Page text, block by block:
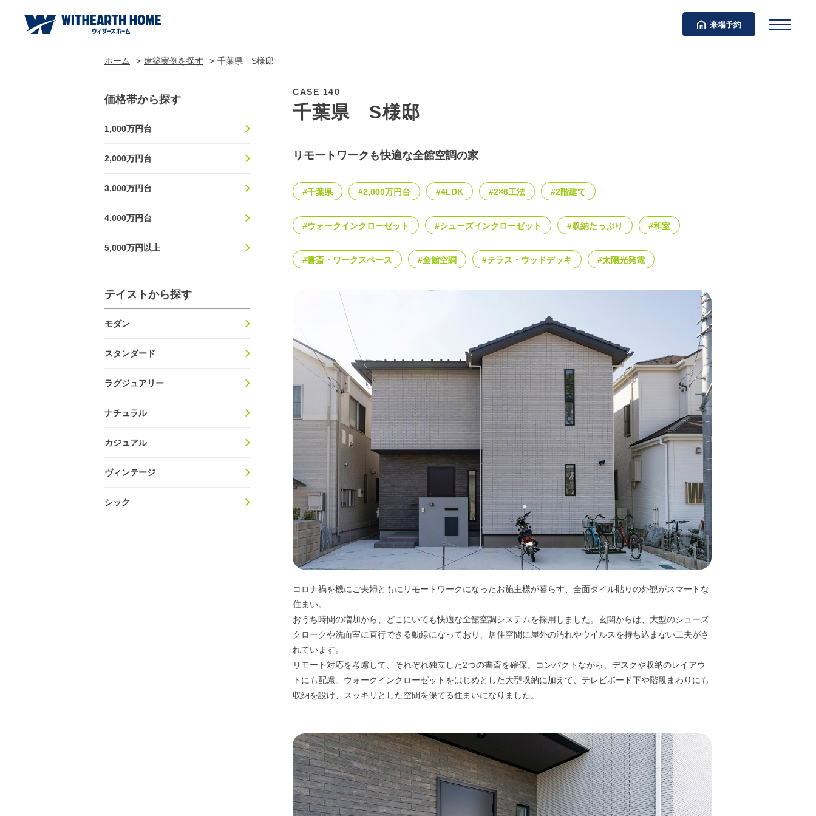
来場予約
ホーム 建築実例を探す 千葉県 S様邸
CASE 140
千葉県 S様邸
リモートワークも快適な全館空調の家
#千葉県 #2,000万円台 #4LDK #2×6工法 #2階建て
#ウォークインクローゼット #シューズインクローゼット #収納たっぷり #和室
#書斎・ワークスペース #全館空調 #テラス・ウッドデッキ #太陽光発電
コロナ禍を機にご夫婦ともにリモートワークになったお施主様が暮らす、全面タイル貼りの外観がスマートな
住まい。
おうち時間の増加から、どこにいても快適な全館空調システムを採用しました。玄関からは、大型のシューズ
クロークや洗面室に直行できる動線になっており、居住空間に屋外の汚れやウイルスを持ち込まない工夫がさ
れています。
リモート対応を考慮して、それぞれ独立した2つの書斎を確保。コンパクトながら、デスクや収納のレイアウ
トにも配慮。ウォークインクローゼットをはじめとした大型収納に加えて、テレビボード下や階段まわりにも
収納を設け、スッキリとした空間を保てる住まいになりました。
価格帯から探す
1,000万円台
2,000万円台
3,000万円台
4,000万円台
5,000万円以上
テイストから探す
モダン
スタンダード
ラグジュアリー
ナチュラル
カジュアル
ヴィンテージ
シック